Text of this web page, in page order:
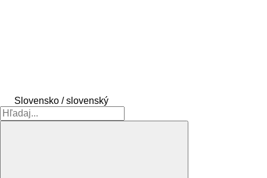
Slovensko / slovenský